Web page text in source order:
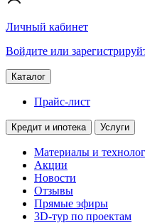
Личный кабинет
Войдите или
Каталог
Прайс-лист
Кредит и ипотека Услуги
Материалы и
Акции
Новости
Отзывы
Прямые эфиры
3D-тур по проектам